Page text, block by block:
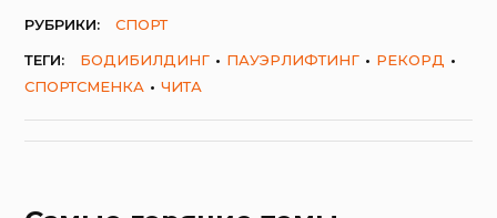
РУБРИКИ:
СПОРТ
ТЕГИ:
БОДИБИЛДИНГ ПАУЭРЛИФТИНГ
РЕКОРД
СПОРТСМЕНКА
ЧИТА